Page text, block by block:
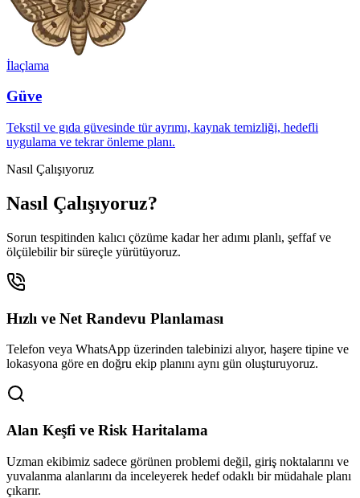
İlaçlama
Güve
Tekstil ve gıda güvesinde tür ayrımı, kaynak temizliği, hedefli
uygulama ve tekrar önleme planı.
Nasıl Çalışıyoruz
Nasıl Çalışıyoruz?
Sorun tespitinden kalıcı çözüme kadar her adımı planlı, şeffaf ve
ölçülebilir bir süreçle yürütüyoruz.
Hızlı ve Net Randevu Planlaması
Telefon veya WhatsApp üzerinden talebinizi alıyor, haşere tipine ve
lokasyona göre en doğru ekip planını aynı gün oluşturuyoruz.
Alan Keşfi ve Risk Haritalama
Uzman ekibimiz sadece görünen problemi değil, giriş noktalarını ve
yuvalanma alanlarını da inceleyerek hedef odaklı bir müdahale planı
çıkarır.